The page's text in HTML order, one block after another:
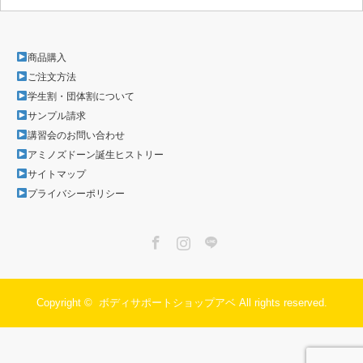
商品購入
ご注文方法
学生割・団体割について
サンプル請求
講習会のお問い合わせ
アミノズドーン誕生ヒストリー
サイトマップ
プライバシーポリシー
Copyright © ボディサポートショップアベAll rights reserved.